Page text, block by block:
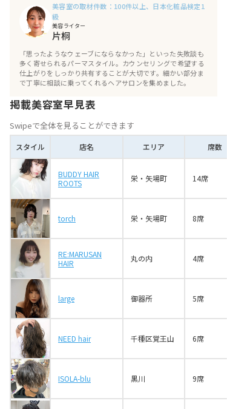
【名古屋駅】ASCH (アッシュ)
【六番町】POUR SUITE HAIR（プールスィ
ートヘア）
【新瑞橋】TerraNature (テラナチュレ)
【緑区】DECO (デコ)
【御器所】TiLL HAIR (ティルヘアー)
【栄・矢場町】CLEAR of hair 栄南店（ク
リアーオブヘアー サカエミナミテン）
【栄・矢場町】hair salon soliste（ヘアサ
ロン ソリスト）
【名古屋駅】PATH coupe de beautè (パー
ス クープデュボーテ)
【一社】CLEAR of hair 一社店（クリアー
オブヘアー イッシャテン）
【御器所】BUDDY HAIR Leap（バディヘア
リープ）
【本山】TARRYTABLE (タリーテーブル)
【栄・矢場町】Brooch（ブローチ）
おわりに
美容室の取材件数：100件以上、日本化粧品検定1
級
美容ライター
片桐
「思ったようなウェーブにならなかった」といった失敗談も
多く寄せられるパーマスタイル。カウンセリングで希望する
仕上がりをしっかり共有することが大切です。細かい部分ま
で丁寧に相談に乗ってくれるヘアサロンを集めました。
掲載美容室早見表
Swipeで全体を見ることができます
スタイル 店名 エリア 席数
BUDDY HAIR
ROOTS
栄・矢場町 14席
torch 栄・矢場町 8席
RE:MARUSAN
HAIR
丸の内 4席
large 御器所 5席
NEED hair 千種区覚王山 6席
ISOLA-blu 黒川 9席